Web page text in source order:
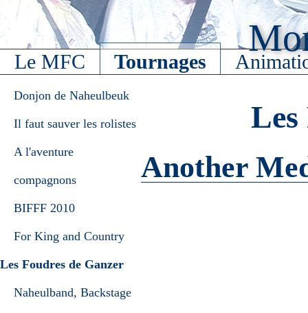
Le MFC Tournages
Donjon de Naheulbeuk
Il faut sauver les rolistes
A l'aventure
compagnons
BIFFF 2010
For King and Country
Les Foudres de Ganzer
Naheulband, Backstage
Les
Another